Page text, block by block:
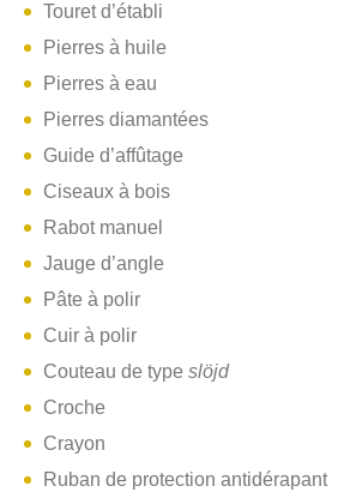
Touret d’établi
Pierres à huile
Pierres à eau
Pierres diamantées
Guide d’affûtage
Ciseaux à bois
Rabot manuel
Jauge d’angle
Pâte à polir
Cuir à polir
Couteau de type slöjd
Croche
Crayon
Ruban de protection antidérapant